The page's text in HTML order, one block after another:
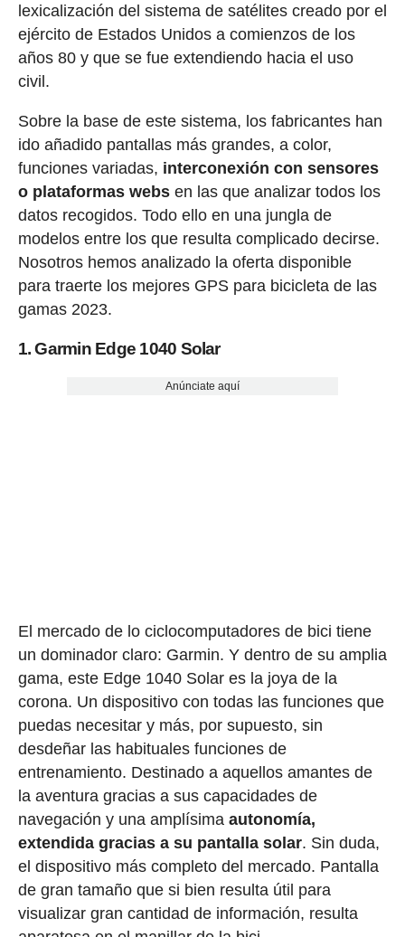
lexicalización del sistema de satélites creado por el
ejército de Estados Unidos a comienzos de los
años 80 y que se fue extendiendo hacia el uso
civil.
Sobre la base de este sistema, los fabricantes han
ido añadido pantallas más grandes, a color,
funciones variadas, interconexión con sensores
o plataformas websen las que analizar todos los
datos recogidos. Todo ello en una jungla de
modelos entre los que resulta complicado decirse.
Nosotros hemos analizado la oferta disponible
para traerte los mejores GPS para bicicleta de las
gamas 2023.
1. Garmin Edge 1040 Solar
Anúnciate aquí
El mercado de lo ciclocomputadores de bici tiene
un dominador claro: Garmin. Y dentro de su amplia
gama, este Edge 1040 Solar es la joya de la
corona. Un dispositivo con todas las funciones que
puedas necesitar y más, por supuesto, sin
desdeñar las habituales funciones de
entrenamiento. Destinado a aquellos amantes de
la aventura gracias a sus capacidades de
navegación y una amplísima autonomía,
extendida gracias a su pantalla solar. Sin duda,
el dispositivo más completo del mercado. Pantalla
de gran tamaño que si bien resulta útil para
visualizar gran cantidad de información, resulta